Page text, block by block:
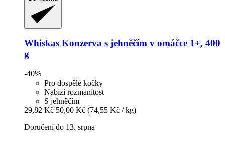
Whiskas Konzerva s jehněčím v omáčce 1+, 400
g
-40%
Pro dospělé kočky
Nabízí rozmanitost
S jehněčím
29,82 Kč 50,00 Kč (74,55 Kč / kg)
Doručení do 13. srpna